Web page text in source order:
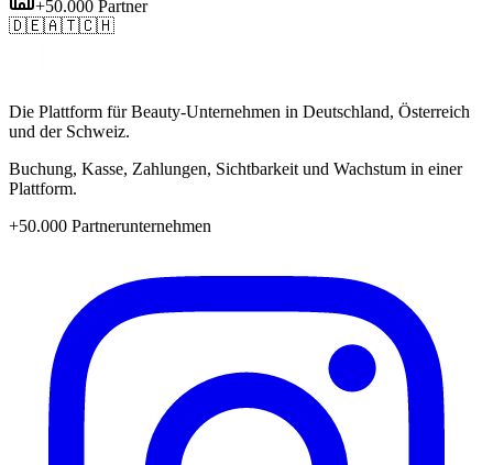
+50.000 Partner
🇩🇪🇦🇹🇨🇭
Die Plattform für Beauty-Unternehmen in Deutschland, Österreich
und der Schweiz.
Buchung, Kasse, Zahlungen, Sichtbarkeit und Wachstum in einer
Plattform.
+50.000 Partnerunternehmen